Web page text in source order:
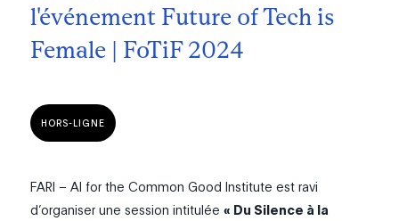
l'événement Future of Tech is
Female | FoTiF 2024
HORS-LIGNE
FARI – AI for the Common Good Institute est ravi
d’organiser une session intitulée« Du Silence à la